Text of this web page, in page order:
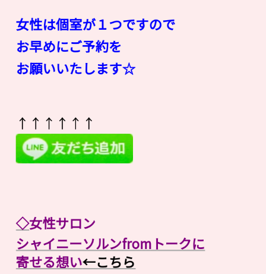
女性は個室が１つですので
お早めにご予約を
お願いいたします☆
↑↑↑↑↑↑
◇女性サロン
シャイニーソルンfromトークに
寄せる想い←こちら